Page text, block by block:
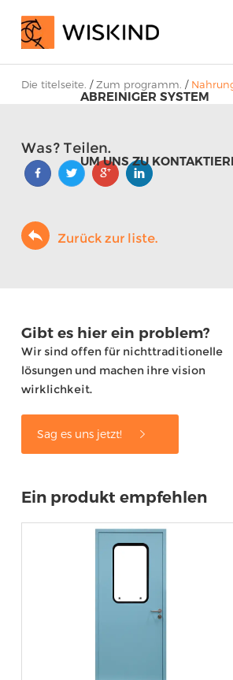
ABREINIGER SYSTEM
UM UNS ZU
Die titelseite. /Zum programm. /
Was? Teilen.
Zurück zur liste.
Gibt es hier ein problem?
Wir sind offen für nichttraditionelle
lösungen und machen ihre vision
wirklichkeit.
Sag es uns jetzt!
Ein produkt empfehlen